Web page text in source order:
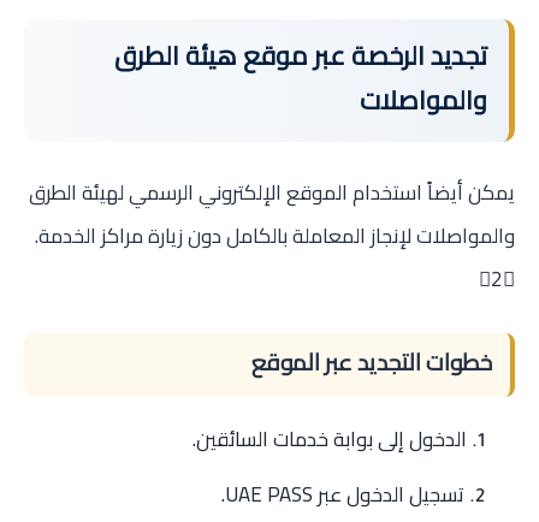
تجديد الرخصة عبر موقع هيئة الطرق
والمواصلات
يمكن أيضاً استخدام الموقع الإلكتروني الرسمي لهيئة الطرق
والمواصلات لإنجاز المعاملة بالكامل دون زيارة مراكز الخدمة.
2
خطوات التجديد عبر الموقع
الدخول إلى بوابة خدمات السائقين.
تسجيل الدخول عبر UAE PASS.